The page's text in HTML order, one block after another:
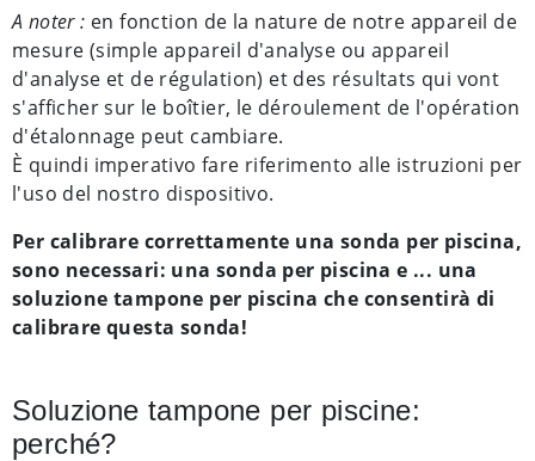
A noter : en fonction de la nature de notre appareil de
mesure (simple appareil d'analyse ou appareil
d'analyse et de régulation) et des résultats qui vont
s'afficher sur le boîtier, le déroulement de l'opération
d'étalonnage peut cambiare.
È quindi imperativo fare riferimento alle istruzioni per
l'uso del nostro dispositivo.
Per calibrare correttamente una sonda per piscina,
sono necessari: una sonda per piscina e ... una
soluzione tampone per piscina che consentirà di
calibrare questa sonda!
Soluzione tampone per piscine:
perché?